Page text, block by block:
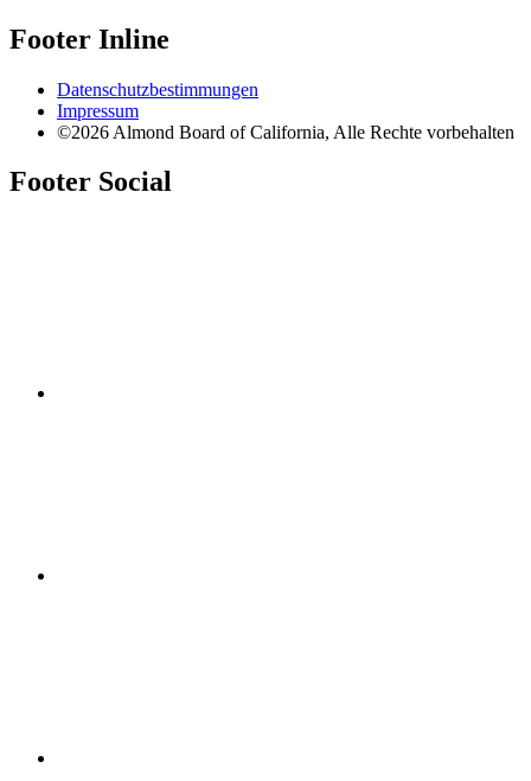
Footer Inline
Datenschutzbestimmungen
Impressum
©2026 Almond Board of California, Alle Rechte vorbehalten
Footer Social